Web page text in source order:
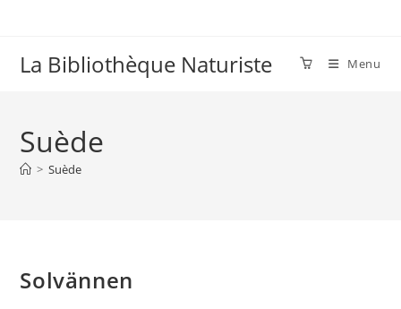
contentLa Bibliothèque Naturiste Menu
Suède
> Suède
Solvännen